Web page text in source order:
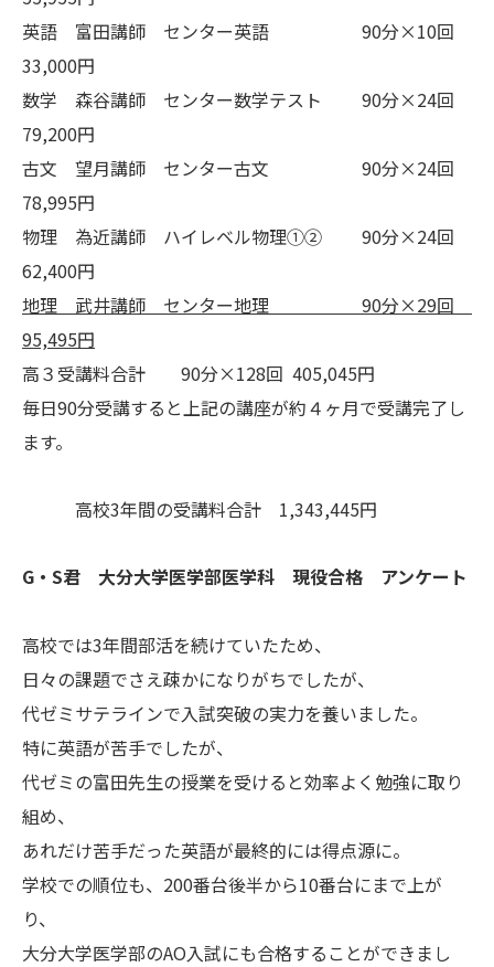
英語 富田講師 センター英語 90分×10回
33,000円
数学 森谷講師 センター数学テスト 90分×24回
79,200円
古文 望月講師 センター古文 90分×24回
78,995円
物理 為近講師 ハイレベル物理①② 90分×24回
62,400円
地理 武井講師 センター地理 90分×29回
95,495円
高３受講料合計 90分×128回 405,045円
毎日90分受講すると上記の講座が約４ヶ月で受講完了し
ます。
高校3年間の受講料合計 1,343,445円
G・S君 大分大学医学部医学科 現役合格 アンケート
高校では3年間部活を続けていたため、
日々の課題でさえ疎かになりがちでしたが、
代ゼミサテラインで入試突破の実力を養いました。
特に英語が苦手でしたが、
代ゼミの富田先生の授業を受けると効率よく勉強に取り
組め、
あれだけ苦手だった英語が最終的には得点源に。
学校での順位も、200番台後半から10番台にまで上が
り、
大分大学医学部のAO入試にも合格することができまし